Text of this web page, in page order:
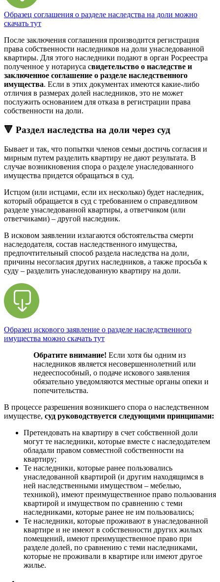
Образец соглашения о разделе наследства на доли можно
скачать тут
После заключения соглашения производится регистрация
права собственности наследников на доли унаследованной
квартиры. Для этого наследники подают в орган Росреестра
полученное у нотариуса свидетельство о наследстве и
заключенное соглашение о разделе наследственного
имущества. Если в этих документах имеются какие-либо
отличия в размерах долей наследников, это не может
послужить основанием для отказа в регистрации права
собственности на доли.
🔻 Раздел наследства на доли через суд
Бывает и так, что попытки членов семьи достичь согласия и
мирным путем разделить квартиру не дают результата. В
случае возникновения спора о разделе унаследованного
имущества придется обращаться в суд.
Истцом (или истцами, если их несколько) будет наследник,
который обращается в суд с требованием о справедливом
разделе унаследованной квартиры, а ответчиком (или
ответчиками) – другой наследник.
В исковом заявлении излагаются обстоятельства смерти
наследодателя, состав наследственного имущества,
предпочтительный способ раздела наследства на доли,
причины несогласия других наследников, а также просьба к
суду – разделить унаследованную квартиру на доли.
Образец искового заявление о разделе наследственного
имущества можно скачать тут
Обратите внимание! Если хотя бы одним из
наследников является несовершеннолетний или
недееспособный, о подаче искового заявления
обязательно уведомляются местные органы опеки и
попечительства.
В процессе разрешения возникшего спора о наследственном
имуществе, суд руководствуется следующими принципами:
Претендовать на квартиру в счет собственной доли
могут те наследники, которые вместе с наследодателем
обладали правом совместной собственности на
квартиру;
Те наследники, которые ранее пользовались
унаследованной квартирой (и другим находящимся в
ней наследственными имуществом – мебелью,
техникой), имеют преимущественное право пользования
квартирой и имуществом по сравнению с теми
наследниками, которые ранее не им пользовались;
Те наследники, которые проживают в унаследованной
квартире и не имеют в собственности других жилых
помещений, имеют преимущественное право при
разделе долей, по сравнению с теми наследниками,
которые не проживали в квартире или имеют другое
жилье.